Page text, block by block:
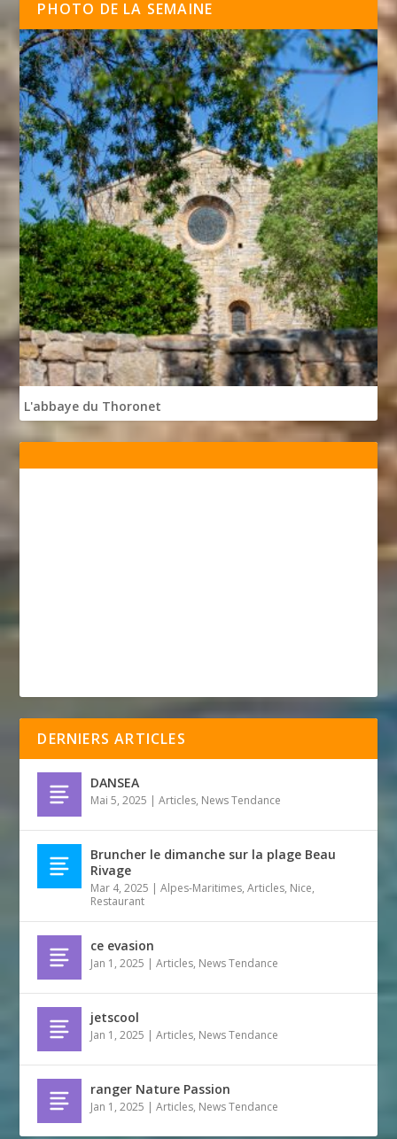
PHOTO DE LA SEMAINE
L'abbaye du Thoronet
DERNIERS ARTICLES
DANSEA
Mai 5, 2025 |Articles, News Tendance
Bruncher le dimanche sur la plage Beau
Rivage
Mar 4, 2025 |Alpes-Maritimes,Articles, Nice,
Restaurant
ce evasion
Jan 1, 2025 |Articles, News Tendance
jetscool
Jan 1, 2025 |Articles, News Tendance
ranger Nature Passion
Jan 1, 2025 |Articles, News Tendance